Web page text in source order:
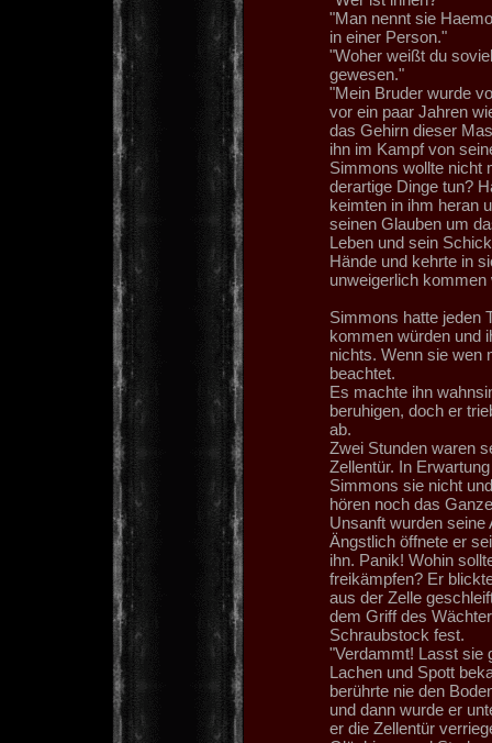
"Man nennt sie
in einer Person."
"Woher weißt du
gewesen."
"Mein Bruder wurde
vor ein paar Jahren
das Gehirn dieser
ihn im Kampf von
Simmons wollte nicht
derartige Dinge tun?
keimten in ihm heran
seinen Glauben um
Leben und sein
Hände und kehrte in
unweigerlich kommen
Simmons hatte jeden
kommen würden und
nichts. Wenn sie wen
beachtet.
Es machte ihn
beruhigen, doch er
ab.
Zwei Stunden waren
Zellentür. In
Simmons sie nicht
hören noch das
Unsanft wurden seine
Ängstlich öffnete er
ihn. Panik! Wohin
freikämpfen? Er
aus der Zelle
dem Griff des
Schraubstock fest.
"Verdammt! Lasst sie
Lachen und Spott
berührte nie den
und dann wurde er
er die Zellentür